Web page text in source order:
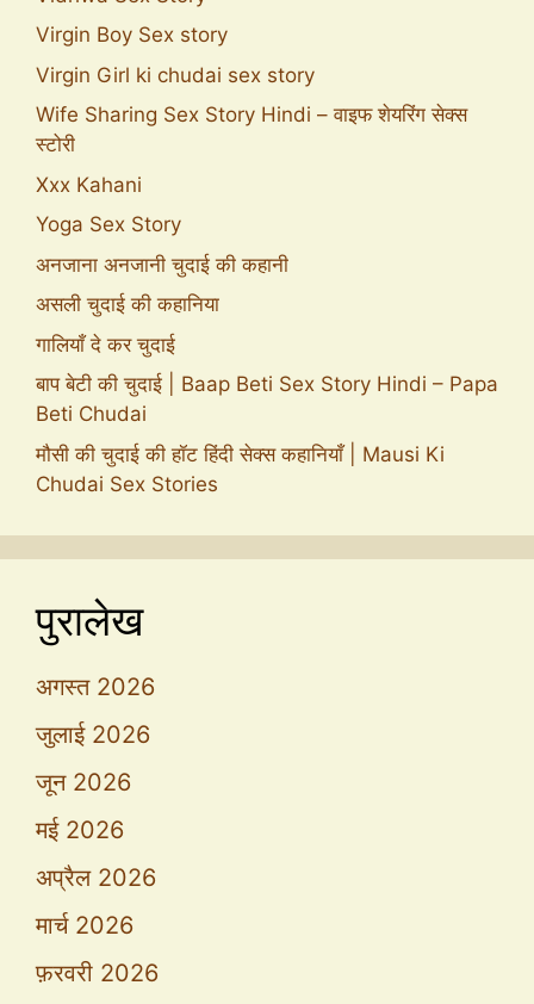
Virgin Boy Sex story
Virgin Girl ki chudai sex story
Wife Sharing Sex Story Hindi – वाइफ शेयरिंग सेक्स
स्टोरी
Xxx Kahani
Yoga Sex Story
अनजाना अनजानी चुदाई की कहानी
असली चुदाई की कहानिया
गालियाँ दे कर चुदाई
बाप बेटी की चुदाई | Baap Beti Sex Story Hindi – Papa
Beti Chudai
मौसी की चुदाई की हॉट हिंदी सेक्स कहानियाँ | Mausi Ki
Chudai Sex Stories
पुरालेख
अगस्त 2026
जुलाई 2026
जून 2026
मई 2026
अप्रैल 2026
मार्च 2026
फ़रवरी 2026